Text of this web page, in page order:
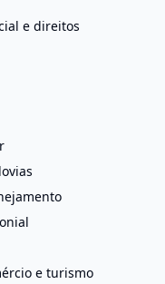
e direitos
e turismo